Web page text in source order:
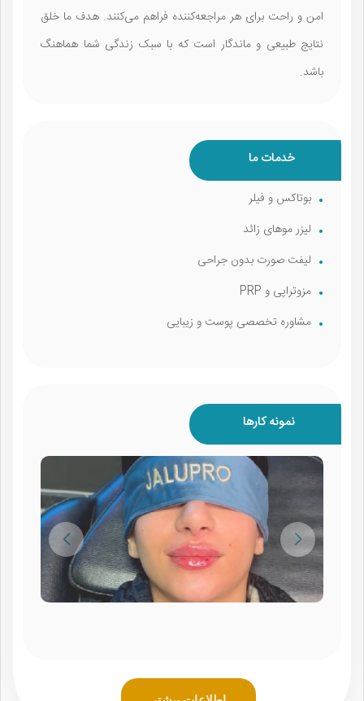
امن و راحت برای هر مراجعه‌کننده فراهم می‌کنند. هدف ما خلق
نتایج طبیعی و ماندگار است که با سبک زندگی شما هماهنگ
باشد.
خدمات ما
بوتاکس و فیلر
لیزر موهای زائد
لیفت صورت بدون جراحی
مزوتراپی و PRP
مشاوره تخصصی پوست و زیبایی
نمونه کارها